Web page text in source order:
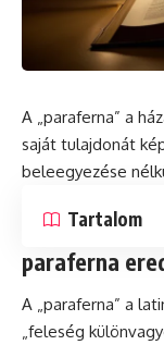
A „paraferna” a
saját tulajdonát
beleegyezése
Tartalom
paraferna
A „paraferna” a
„feleség